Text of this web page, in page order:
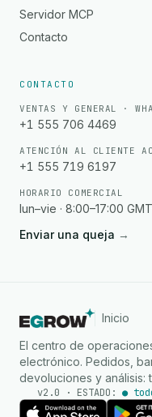
Servidor MCP
Contacto
CONTACTO
VENTAS Y GENERAL ·
+1 555 706 4469
ATENCIÓN AL CLIENTE
+1 555 719 6197
HORARIO COMERCIAL
lun–vie · 8:00–17:00
Enviar una queja →
Inicio
El centro de
electrónico. Pedidos,
devoluciones y análisis:
v2.0 · ESTADO: ●